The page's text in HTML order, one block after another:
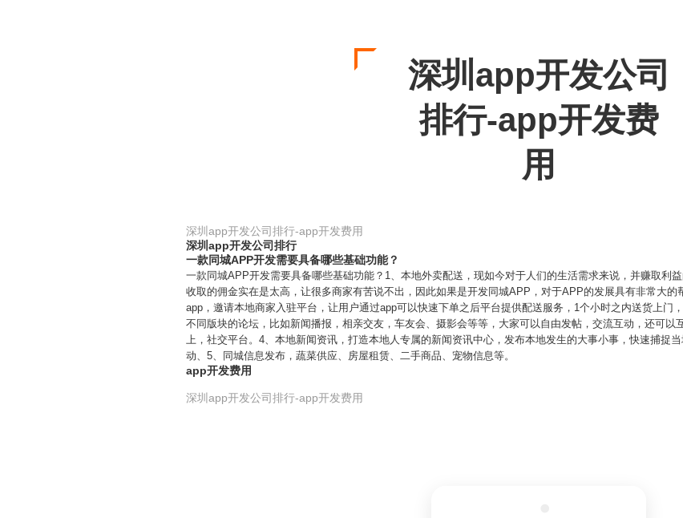
深圳app开发公司
排行-app开发费
用
深圳app开发公司排行-app开发费用
深圳app开发公司排行
一款同城APP开发需要具备哪些基础功能？
一款同城APP开发需要具备哪些基础功能？1、本地外卖配送，现如今对于人们的生活需求来说，并赚取利
收取的佣金实在是太高，让很多商家有苦说不出，因此如果是开发同城APP，对于APP的发展具有非常大
app，邀请本地商家入驻平台，让用户通过app可以快速下单之后平台提供配送服务，1个小时之内送货上门
不同版块的论坛，比如新闻播报，相亲交友，车友会、摄影会等等，大家可以自由发帖，交流互动，还可以
上，社交平台。4、本地新闻资讯，打造本地人专属的新闻资讯中心，发布本地发生的大事小事，快速捕捉
动、5、同城信息发布，蔬菜供应、房屋租赁、二手商品、宠物信息等。
app开发费用
深圳app开发公司排行-app开发费用